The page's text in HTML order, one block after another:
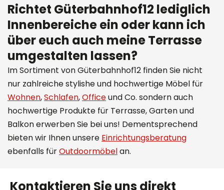
Richtet Güterbahnhof12 lediglich
Innenbereiche ein oder kann ich
über euch auch meine Terrasse
umgestalten lassen?
Im Sortiment von Güterbahnhof12 finden Sie nicht
nur zahlreiche stylishe und hochwertige Möbel für
Wohnen,Schlafen,Officeund Co. sondern auch
hochwertige Produkte für Terrasse, Garten und
Balkon erwerben Sie bei uns! Dementsprechend
bieten wir Ihnen unsere Einrichtungsberatung
ebenfalls fürOutdoormöbelan.
Kontaktieren Sie uns direkt